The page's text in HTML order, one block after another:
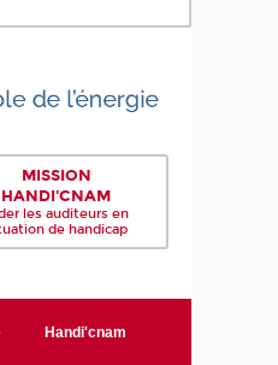
MISSION
HANDI'CNAM
les auditeurs en
de handicap
Handi'cnam